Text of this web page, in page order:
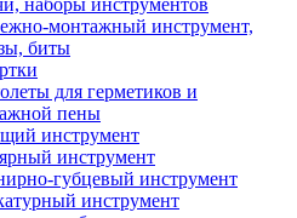
наборы инструментов
монтажный инструмент,
биты
для герметиков и
пены
инструмент
инструмент
губцевый инструмент
инструмент